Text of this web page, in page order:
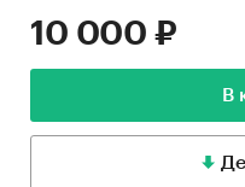
10 000 ₽
В